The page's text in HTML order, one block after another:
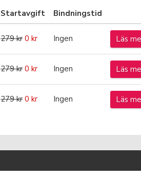
Startavgift
Bindningstid
279 kr 0 kr Ingen Läs
279 kr 0 kr Ingen Läs
279 kr 0 kr Ingen Läs